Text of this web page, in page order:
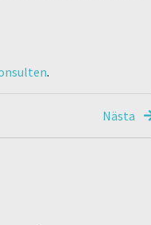
.
Nästa